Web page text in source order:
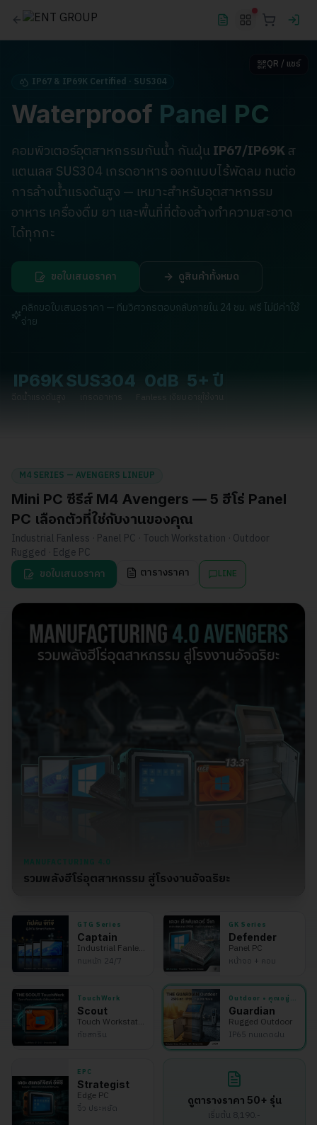
IP67 & IP69K Certified · SUS304
Waterproof Panel PC
คอมพิวเตอร์อุตสาหกรรมกันน้ำ กันฝุ่นIP67/IP69Kส
แตนเลส SUS304 เกรดอาหาร ออกแบบไร้พัดลม ทนต่อ
การล้างน้ำแรงดันสูง — เหมาะสำหรับอุตสาหกรรม
อาหาร เครื่องดื่ม ยา และพื้นที่ที่ต้องล้างทำความสะอาด
ได้ทุกกะ
ขอใบเสนอราคา
ดูสินค้าทั้งหมด
คลิกขอใบเสนอราคา — ทีมวิศวกรตอบกลับภายใน 24 ชม. ฟรี ไม่มีค่าใช้
จ่าย
IP69K
ฉีดน้ำแรงดันสูง
SUS304
เกรดอาหาร
0dB
Fanless เงียบ
5+ ปี
M4 SERIES — AVENGERS LINEUP
Mini PC ซีรีส์ M4 Avengers — 5 ฮีโร่ Panel
PC เลือกตัวที่ใช่กับงานของคุณ
Industrial Fanless · Panel PC · Touch Workstation · Outdoor
Rugged · Edge PC
ขอใบเสนอราคา
ตารางราคา LINE
MANUFACTURING 4.0
รวมพลังฮีโร่อุตสาหกรรม สู่โรงงานอัจฉริยะ
GTG Series
Captain
Industrial Fanless
ทนหนัก 24/7
GK Series
Defender
Panel PC
หน้าจอ + คอม
TouchWork
Scout
Touch Workstation
ทัชสกรีน
Outdoor • คุณอยู่ที่นี่
Guardian
Rugged Outdoor
IP65 ทนแดดฝน
EPC
Strategist
Edge PC
จิ๋ว ประหยัด
ดูตารางราคา 50+ รุ่น
เริ่มต้น 8,190.-
QR / แชร์